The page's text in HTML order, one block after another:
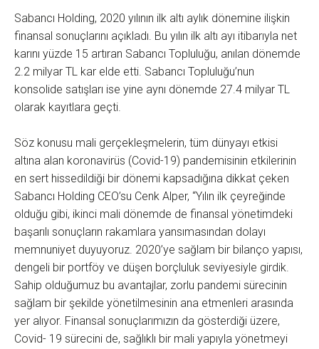
Sabancı Holding, 2020 yılının ilk altı aylık dönemine ilişkin
finansal sonuçlarını açıkladı. Bu yılın ilk altı ayı itibarıyla net
karını yüzde 15 artıran Sabancı Topluluğu, anılan dönemde
2.2 milyar TL kar elde etti. Sabancı Topluluğu’nun
konsolide satışları ise yine aynı dönemde 27.4 milyar TL
olarak kayıtlara geçti.
Söz konusu mali gerçekleşmelerin, tüm dünyayı etkisi
altına alan koronavirüs (Covid-19) pandemisinin etkilerinin
en sert hissedildiği bir dönemi kapsadığına dikkat çeken
Sabancı Holding CEO’su Cenk Alper, “Yılın ilk çeyreğinde
olduğu gibi, ikinci mali dönemde de finansal yönetimdeki
başarılı sonuçların rakamlara yansımasından dolayı
memnuniyet duyuyoruz. 2020’ye sağlam bir bilanço yapısı,
dengeli bir portföy ve düşen borçluluk seviyesiyle girdik.
Sahip olduğumuz bu avantajlar, zorlu pandemi sürecinin
sağlam bir şekilde yönetilmesinin ana etmenleri arasında
yer alıyor. Finansal sonuçlarımızın da gösterdiği üzere,
Covid- 19 sürecini de, sağlıklı bir mali yapıyla yönetmeyi